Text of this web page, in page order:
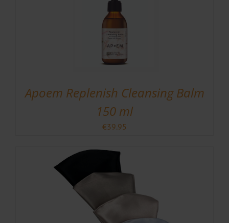
Apoem Replenish Cleansing Balm
150 ml
€39.95